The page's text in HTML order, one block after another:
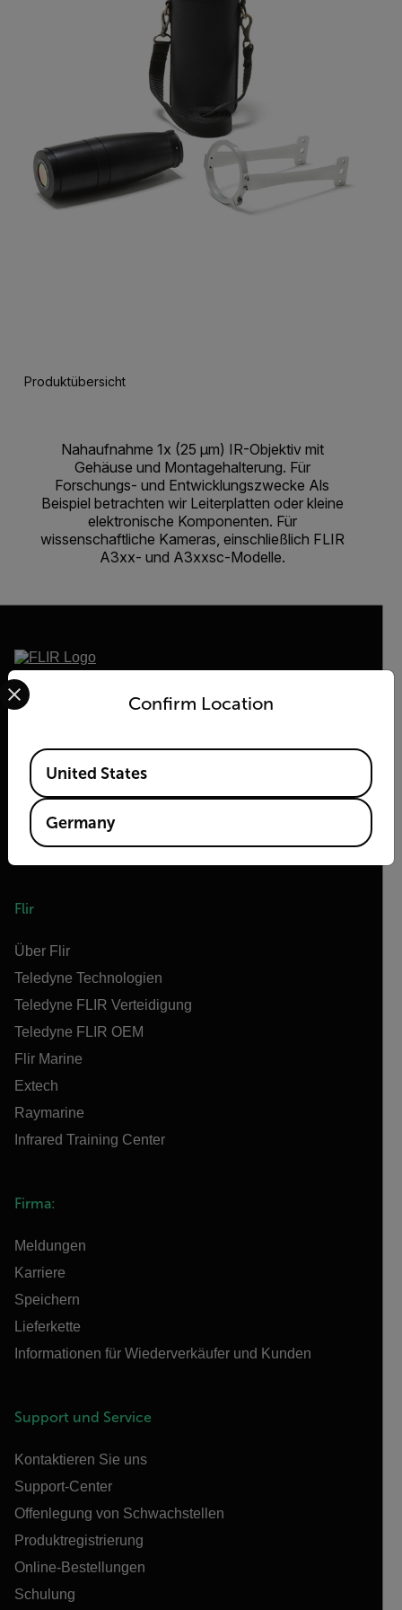
Produktübersicht
Nahaufnahme 1x (25 μm) IR-Objektiv mit
Gehäuse und Montagehalterung. Für
Forschungs- und Entwicklungszwecke Als
Beispiel betrachten wir Leiterplatten oder kleine
elektronische Komponenten. Für
wissenschaftliche Kameras, einschließlich FLIR
A3xx- und A3xxsc-Modelle.
2026 © Flir Alle Rechte vorbehalten.
Flir
Über Flir
Teledyne Technologien
Teledyne FLIR Verteidigung
Teledyne FLIR OEM
Flir Marine
Extech
Raymarine
Infrared Training Center
Firma:
Meldungen
Karriere
Speichern
Lieferkette
Informationen für Wiederverkäufer und Kunden
Support und Service
Kontaktieren Sie uns
Support-Center
Offenlegung von Schwachstellen
Produktregistrierung
Online-Bestellungen
Schulung
Confirm Location
Select your preferred country and language from the
Available Locations
United States
Germany